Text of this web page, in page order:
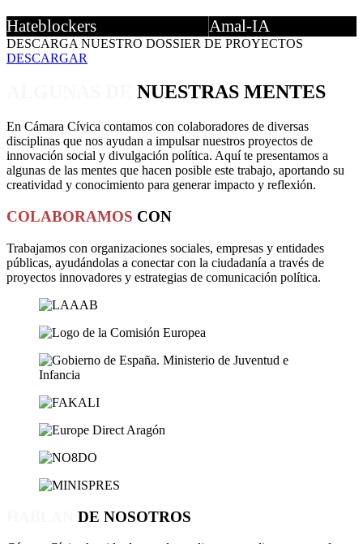
Hateblockers
Comunidad de jóvenes contra el odio y
las fake news en internet
Amal-IA
La primera IA gitana del
+Info
DESCARGA NUESTRO DOSSIER DE PROYECTOS
DESCARGAR
NUESTRAS MENTES
En Cámara Cívica contamos con colaboradores de diversas
disciplinas que nos ayudan a impulsar nuestros proyectos de
innovación social y divulgación política. Aquí te presentamos a
algunas de las mentes que hacen posible este trabajo, aportando su
creatividad y conocimiento para generar impacto y reflexión.
COLABORAMOS CON
Trabajamos con organizaciones sociales, empresas y entidades
públicas, ayudándolas a conectar con la ciudadanía a través de
proyectos innovadores y estrategias de comunicación política.
DE NOSOTROS